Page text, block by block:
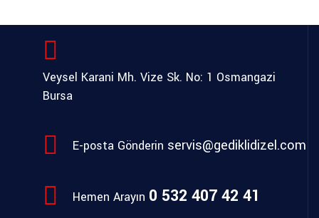
Veysel Karani Mh. Vize Sk. No: 1 Osmangazi
Bursa
E-posta Gönderin servis@gediklidizel.com
Hemen Arayın 0 532 407 42 41